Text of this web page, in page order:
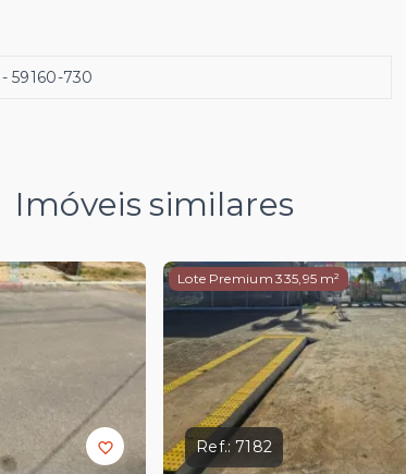
- 59160-730
Imóveis similares
Lote Premium 335,95 m²
Ref.: 7182